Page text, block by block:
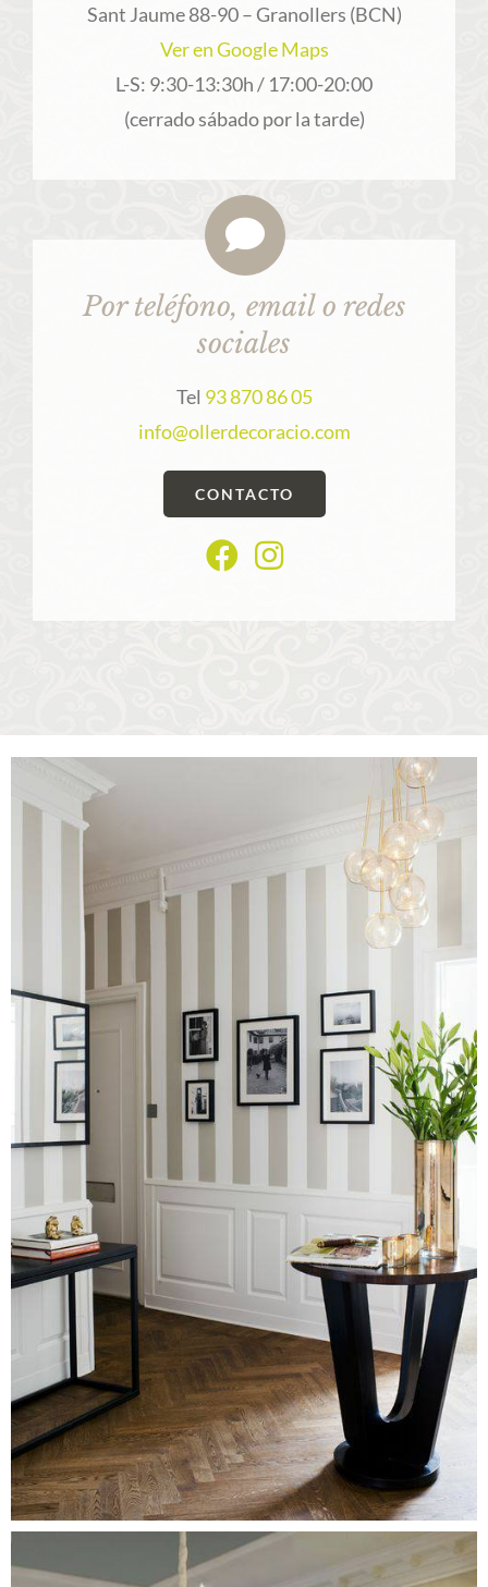
Sant Jaume 88-90 – Granollers (BCN)
Ver en Google Maps
L-S: 9:30-13:30h / 17:00-20:00
(cerrado sábado por la tarde)
Por teléfono, email o redes
sociales
Tel 93 870 86 05
info@ollerdecoracio.com
CONTACTO